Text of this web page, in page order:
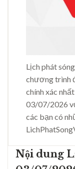
Lịch phát
chương trình
chính xác
03/07/2026
các bạn có
Nội dung